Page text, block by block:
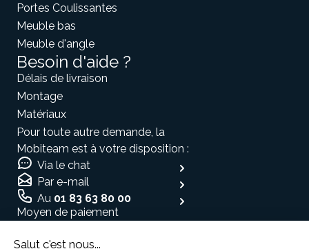
Portes Coulissantes
Meuble bas
Meuble d'angle
Besoin d'aide ?
Délais de livraison
Montage
Matériaux
Pour toute autre demande, la
Mobiteam est à votre disposition :
Via le chat
Par e-mail
Au 01 83 63 80 00
Moyen de paiement
Salut c'est nous...